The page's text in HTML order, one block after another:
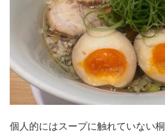
個人的にはスープに触れていない